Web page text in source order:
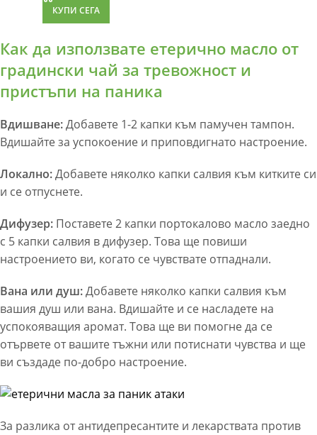
КУПИ СЕГА
Как да използвате етерично масло от
градински чай за тревожност и
пристъпи на паника
Вдишване:Добавете 1-2 капки към памучен тампон.
Вдишайте за успокоение и приповдигнато настроение.
Локално:Добавете няколко капки салвия към китките си
и се отпуснете.
Дифузер: Поставете 2 капки портокалово масло заедно
с 5 капки салвия в дифузер. Това ще повиши
настроението ви, когато се чувствате отпаднали.
Вана или душ:Добавете няколко капки салвия към
вашия душ или вана. Вдишайте и се насладете на
успокояващия аромат. Това ще ви помогне да се
отървете от вашите тъжни или потиснати чувства и ще
ви създаде по-добро настроение.
За разлика от антидепресантите и лекарствата против